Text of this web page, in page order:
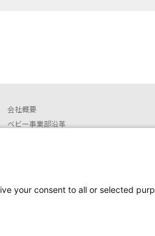
会社概要
ベビー事業部沿革
安全にお使いいただくために
your consent to all or selected